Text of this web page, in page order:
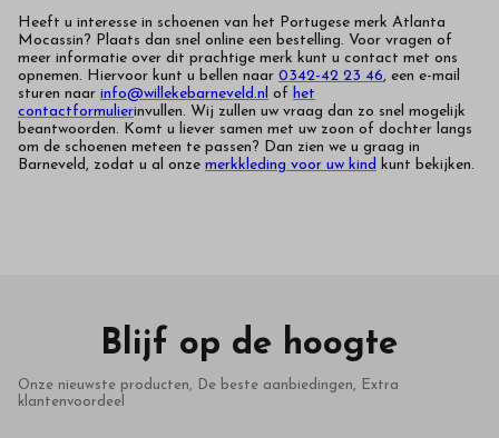
Heeft u interesse in schoenen van het Portugese merk Atlanta
Mocassin? Plaats dan snel online een bestelling. Voor vragen of
meer informatie over dit prachtige merk kunt u contact met ons
opnemen. Hiervoor kunt u bellen naar 0342-42 23 46, een e-mail
sturen naar info@willekebarneveld.nl of het
contactformulierinvullen. Wij zullen uw vraag dan zo snel mogelijk
beantwoorden. Komt u liever samen met uw zoon of dochter langs
om de schoenen meteen te passen? Dan zien we u graag in
Barneveld, zodat u al onze merkkleding voor uw kind kunt bekijken.
Blijf op de hoogte
Onze nieuwste producten, De beste aanbiedingen, Extra
klantenvoordeel